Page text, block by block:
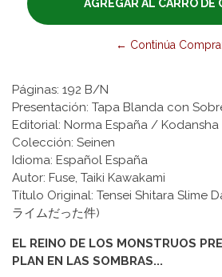
← Continúa
Páginas: 192 B/N
Presentación: Tapa Blanda con
Editorial: Norma España / Kodansha
Colección: Seinen
Idioma: Español España
Autor: Fuse, Taiki Kawakami
Título Original: Tensei Shitara Slime
ライムだった件)
EL REINO DE LOS MONSTRUOS
PLAN EN LAS SOMBRAS...